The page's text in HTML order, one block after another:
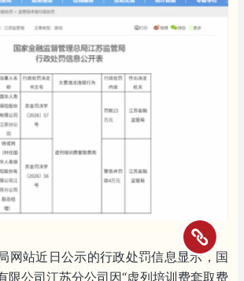
网站近日公示的行政处罚信息显示，国
限公司江苏分公司因“虚列培训费套取费